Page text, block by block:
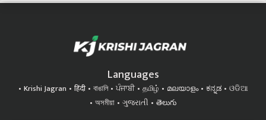
Languages
Krishi Jagran हिंदी বাঙালি ਪੰਜਾਬੀ தமிழ் മലയാളം ಕನ್ನಡ
ଓଡିଆ
অসমীয়া
ગુજરાતી తెలుగు